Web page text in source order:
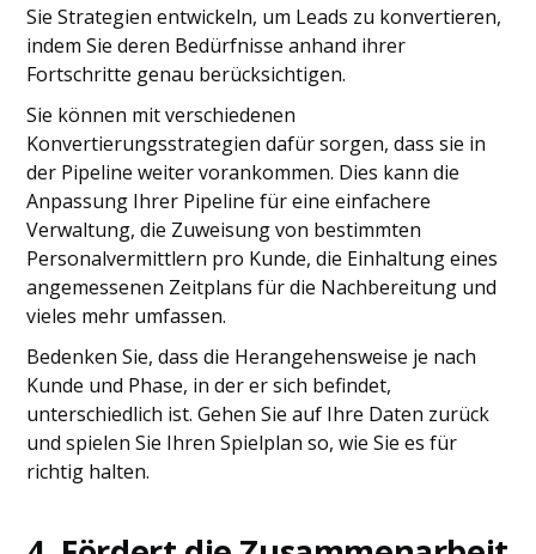
Sie Strategien entwickeln, um Leads zu konvertieren,
indem Sie deren Bedürfnisse anhand ihrer
Fortschritte genau berücksichtigen.
Sie können mit verschiedenen
Konvertierungsstrategien dafür sorgen, dass sie in
der Pipeline weiter vorankommen. Dies kann die
Anpassung Ihrer Pipeline für eine einfachere
Verwaltung, die Zuweisung von bestimmten
Personalvermittlern pro Kunde, die Einhaltung eines
angemessenen Zeitplans für die Nachbereitung und
vieles mehr umfassen.
Bedenken Sie, dass die Herangehensweise je nach
Kunde und Phase, in der er sich befindet,
unterschiedlich ist. Gehen Sie auf Ihre Daten zurück
und spielen Sie Ihren Spielplan so, wie Sie es für
richtig halten.